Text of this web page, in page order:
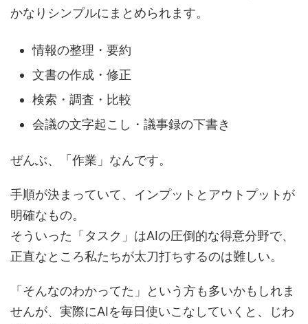
かなりシンプルにまとめられます。
情報の整理・要約
文書の作成・修正
検索・調査・比較
会議の文字起こし・議事録の下書き
ぜんぶ、「作業」なんです。
手順が決まっていて、インプットとアウトプットが
明確なもの。
そういった「タスク」はAIの圧倒的な得意分野で、
正直なところ私たちが太刀打ちするのは難しい。
「そんなのわかってた」という方も多いかもしれま
せんが、実際にAIを毎日使いこなしていくと、じわ